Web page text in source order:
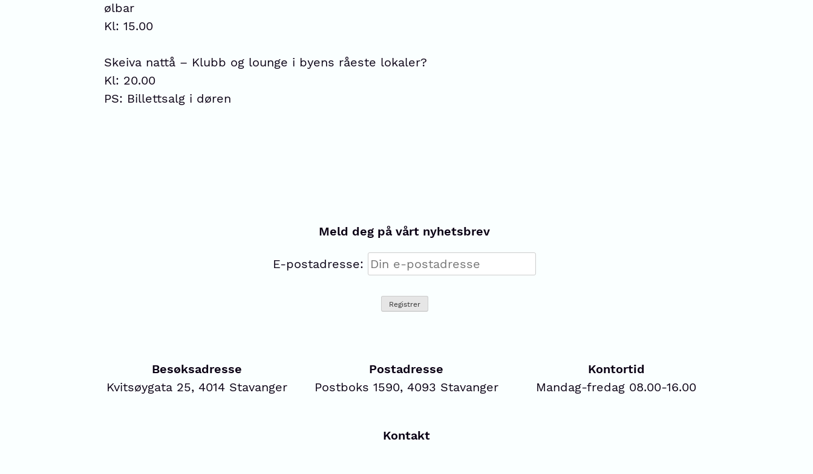
ølbar
Kl: 15.00
Skeiva nattå – Klubb og lounge i byens råeste lokaler?
Kl: 20.00
PS: Billettsalg i døren
Meld deg på vårt nyhetsbrev
E-postadresse:
Besøksadresse
Kvitsøygata 25, 4014 Stavanger
Postadresse
Postboks 1590, 4093 Stavanger
Kontortid
Mandag-fredag 08.00-16.00
Kontakt